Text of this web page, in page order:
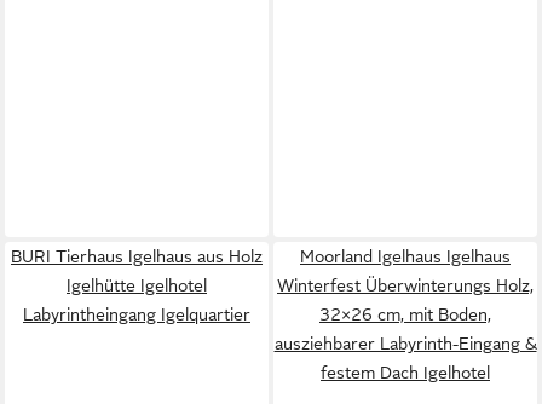
BURI Tierhaus Igelhaus aus Holz
Igelhütte Igelhotel
Labyrintheingang Igelquartier
Moorland Igelhaus Igelhaus
Winterfest Überwinterungs Holz,
32×26 cm, mit Boden,
ausziehbarer Labyrinth-Eingang &
festem Dach Igelhotel